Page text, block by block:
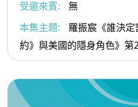
受邀來賓:
無
本集主題:
羅振宸《誰決
約》與美國的隱身角色》第